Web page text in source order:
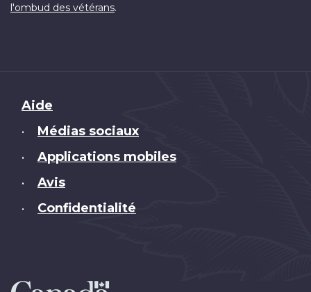
l'ombud des vétérans.
Brand
Aide
• Médias sociaux
• Applications mobiles
• Avis
• Confidentialité